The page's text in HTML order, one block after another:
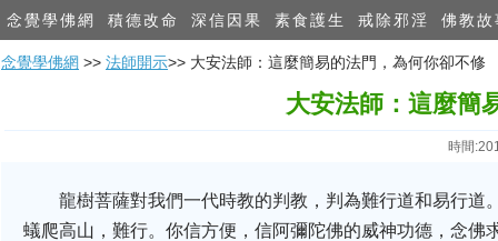
念覺學佛網 積德改命 深信因果 素食護生 戒除邪淫 佛教故
念覺學佛網 >> 法師開示>> 大安法師：這麼簡易的法門，為何你卻不修
大安法師：這麼簡
時間
龍樹菩薩對我們一代時教的判教，判為難行道和易行
蟻爬高山，難行。你信方便，信阿彌陀佛的威神功德，念佛